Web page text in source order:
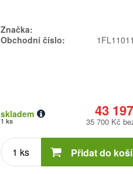
Značka:
Obchodní číslo:
43
skladem
1 ks 35 700 Kč
Počet
kusů Přidat do